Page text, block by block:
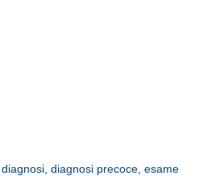
,diagnosi ,diagnosi precoce ,esame